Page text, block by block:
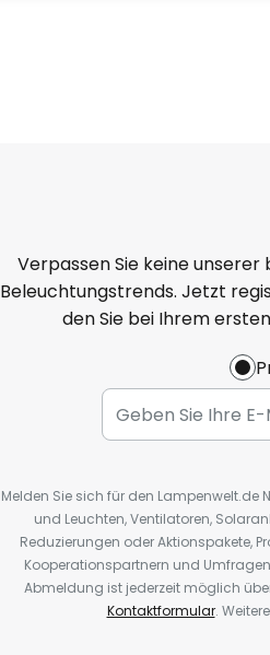
Verpassen Sie keine
Beleuchtungstrends. Jetzt
den Sie bei Ihrem
Melden Sie sich für den Lampenwelt.de
und Leuchten, Ventilatoren,
Reduzierungen oder Aktionspakete,
Kooperationspartnern und
Abmeldung ist jederzeit möglich
Kontaktformular.